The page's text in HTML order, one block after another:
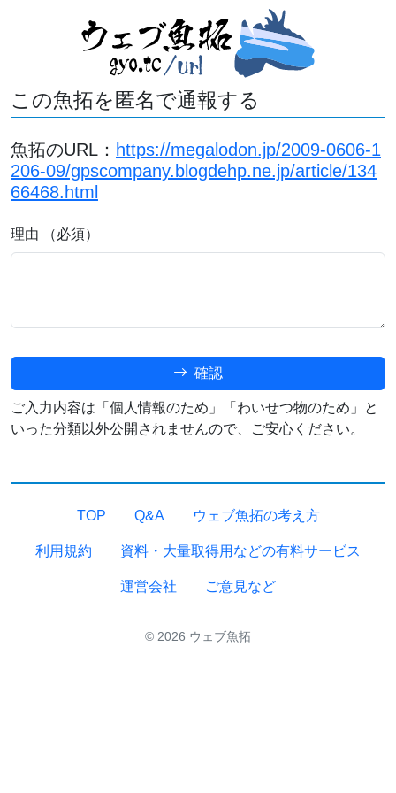
この魚拓を匿名で通報する
魚拓のURL： https://megalodon.jp/2009-0606-1
206-09/gpscompany.blogdehp.ne.jp/article/134
66468.html
理由 （必須）
確認
ご入力内容は「個人情報のため」「わいせつ物のため」と
いった分類以外公開されませんので、ご安心ください。
TOP Q&A ウェブ魚拓の考え方
利用規約 資料・大量取得用などの有料サービス
運営会社 ご意見など
© 2026 ウェブ魚拓